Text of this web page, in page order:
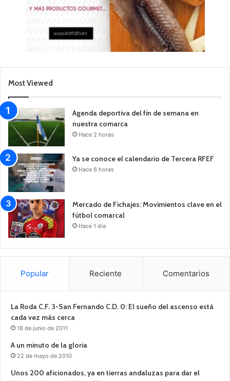
Most Viewed
Agenda deportiva del fin de semana en
nuestra comarca
Hace 2 horas
Ya se conoce el calendario de Tercera RFEF
Hace 6 horas
Mercado de Fichajes: Movimientos clave en el
fútbol comarcal
Hace 1 día
Popular Reciente Comentarios
La Roda C.F. 3-San Fernando C.D. 0: El sueño del ascenso está
cada vez más cerca
18 de junio de 2011
A un minuto de la gloria
22 de mayo de 2010
Unos 200 aficionados, ya en tierras andaluzas para dar el